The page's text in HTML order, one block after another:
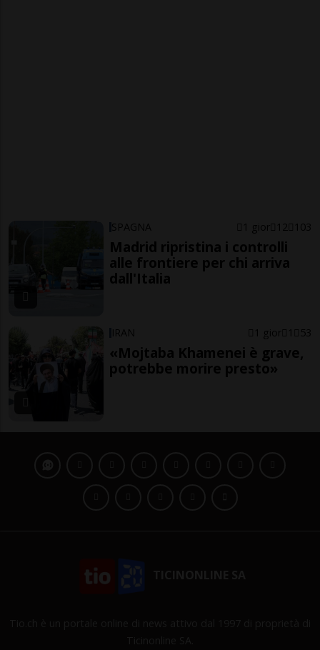
SPAGNA 1 gior 12 103
Madrid ripristina i controlli
alle frontiere per chi arriva
dall'Italia
IRAN 1 gior 1 53
«Mojtaba Khamenei è grave,
potrebbe morire presto»